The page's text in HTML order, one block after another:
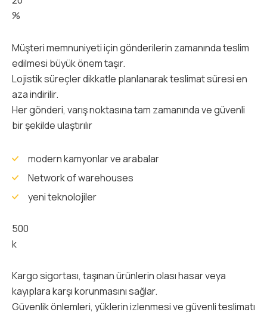
%
Müşteri memnuniyeti için gönderilerin zamanında teslim
edilmesi büyük önem taşır.
Lojistik süreçler dikkatle planlanarak teslimat süresi en
aza indirilir.
Her gönderi, varış noktasına tam zamanında ve güvenli
bir şekilde ulaştırılır
modern kamyonlar ve arabalar
Network of warehouses
yeni teknolojiler
500
k
Kargo sigortası, taşınan ürünlerin olası hasar veya
kayıplara karşı korunmasını sağlar.
Güvenlik önlemleri, yüklerin izlenmesi ve güvenli teslimatı